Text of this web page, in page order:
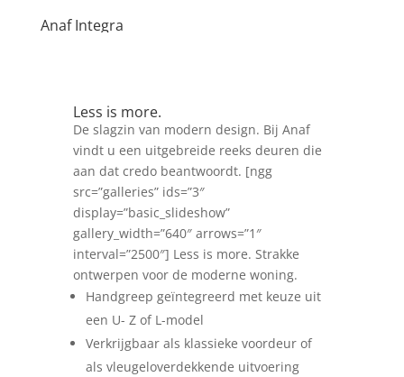
Anaf Integra
Less is more.
De slagzin van modern design. Bij Anaf
vindt u een uitgebreide reeks deuren die
aan dat credo beantwoordt. [ngg
src=”galleries” ids=”3″
display=”basic_slideshow”
gallery_width=”640″ arrows=”1″
interval=”2500″] Less is more. Strakke
ontwerpen voor de moderne woning.
Handgreep geïntegreerd met keuze uit
een U- Z of L-model
Verkrijgbaar als klassieke voordeur of
als vleugeloverdekkende uitvoering